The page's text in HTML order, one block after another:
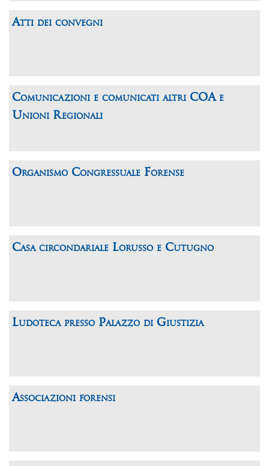
Atti dei convegni
Comunicazioni e comunicati altri COA e
Unioni Regionali
Organismo Congressuale Forense
Casa circondariale Lorusso e Cutugno
Ludoteca presso Palazzo di Giustizia
Associazioni forensi